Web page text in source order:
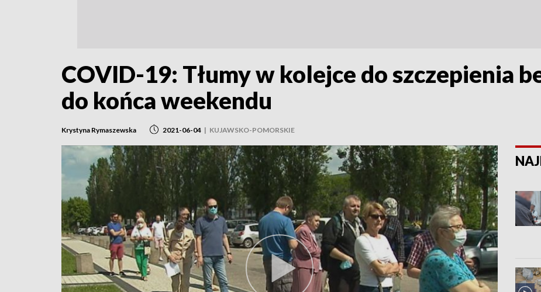
COVID-19: Tłumy w kolejce do szczepienia
do końca weekendu
Krystyna Rymaszewska 2021-06-04 | KUJAWSKO-POMORSKIE